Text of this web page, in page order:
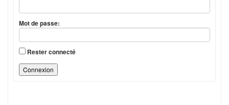
Mot de passe:
Rester connecté
Connexion